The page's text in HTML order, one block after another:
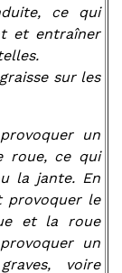
ce qui
et entraîner
sur les
un
roue, ce qui
la jante. En
provoquer le
et la roue
un
voire